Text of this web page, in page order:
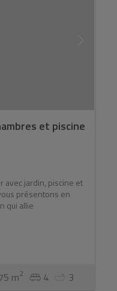
et piscine
avec jardin, piscine et
présentons en
qui allie
m2 4 3